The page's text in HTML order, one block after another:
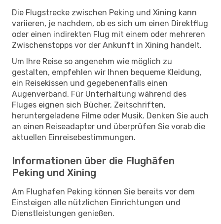
Die Flugstrecke zwischen Peking und Xining kann
variieren, je nachdem, ob es sich um einen Direktflug
oder einen indirekten Flug mit einem oder mehreren
Zwischenstopps vor der Ankunft in Xining handelt.
Um Ihre Reise so angenehm wie möglich zu
gestalten, empfehlen wir Ihnen bequeme Kleidung,
ein Reisekissen und gegebenenfalls einen
Augenverband. Für Unterhaltung während des
Fluges eignen sich Bücher, Zeitschriften,
heruntergeladene Filme oder Musik. Denken Sie auch
an einen Reiseadapter und überprüfen Sie vorab die
aktuellen Einreisebestimmungen.
Informationen über die Flughäfen
Peking und Xining
Am Flughafen Peking können Sie bereits vor dem
Einsteigen alle nützlichen Einrichtungen und
Dienstleistungen genießen.